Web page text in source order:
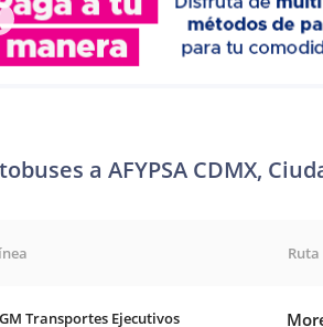
a AFYPSA CDMX,
Ruta
Transportes Ejecutivos